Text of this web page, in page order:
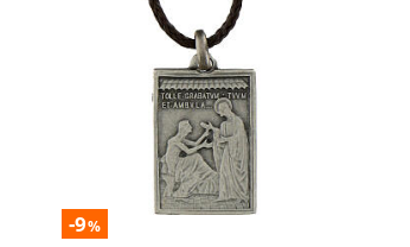
-9%